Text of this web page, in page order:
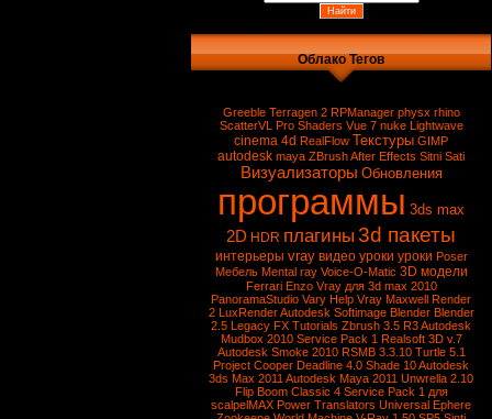
Облако Тегов
Greeble Terragen 2 RPManager physx rhino
ScatterVL Pro Shaders Vue 7 nuke Lightwave
cinema 4d RealFlow Текстуры GIMP
autodesk maya ZBrushAfter Effects Sitni Sati
Визуализаторы Обновления
программы 3ds max
2D HDR плагины 3d пакеты
интерьеры vray видео уроки уроки Poser
Мебель Mental ray Voice-O-Matic 3D модели
Ferrari Enzo Vray для 3d max 2010
PanoramaStudio Vary Help Vray Maxwell Render
2 LuxRender Autodesk Softimage Blender Blender
2.5 Legacy FX Tutorials Zbrush 3.5 R3Autodesk
Mudbox 2010 Service Pack 1 Realsoft 3D v.7
Autodesk Smoke 2010 RSMB 3.3.10 Turtle 5.1
Project Cooper Deadline 4.0 Shade 10Autodesk
3ds Max 2011 Autodesk Maya 2011 Unwrella 2.10
Flip Boom Classic 4 Service Pack 1 для
scalpelMAX Power Translators Universal Ephere